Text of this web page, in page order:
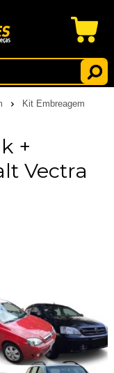
Kit Embreagem
+
Vectra